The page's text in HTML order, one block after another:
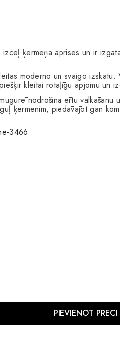
izceļ ķermeņa aprises un ir
moderno un svaigo
kleitai rotaļīgu apjomu un
nodrošina ērtu valkāšanu
ķermenim, piedāvājot gan
3466